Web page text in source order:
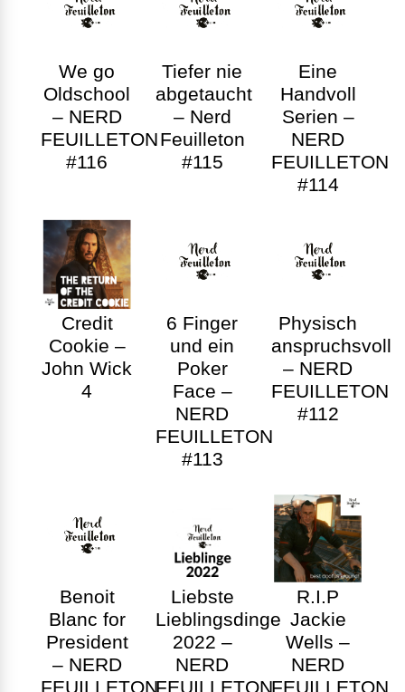
We go
Oldschool
– NERD
FEUILLETON
#116
Tiefer nie
abgetaucht
– Nerd
Feuilleton
#115
Eine
Handvoll
Serien –
NERD
FEUILLETON
#114
Credit
Cookie –
John Wick
4
6 Finger
und ein
Poker
Face –
NERD
FEUILLETON
#113
Physisch
anspruchsvoll
– NERD
FEUILLETON
#112
Benoit
Blanc for
President
– NERD
FEUILLETON
Liebste
Lieblingsdinge
2022 –
NERD
FEUILLETON
R.I.P
Jackie
Wells –
NERD
FEUILLETON